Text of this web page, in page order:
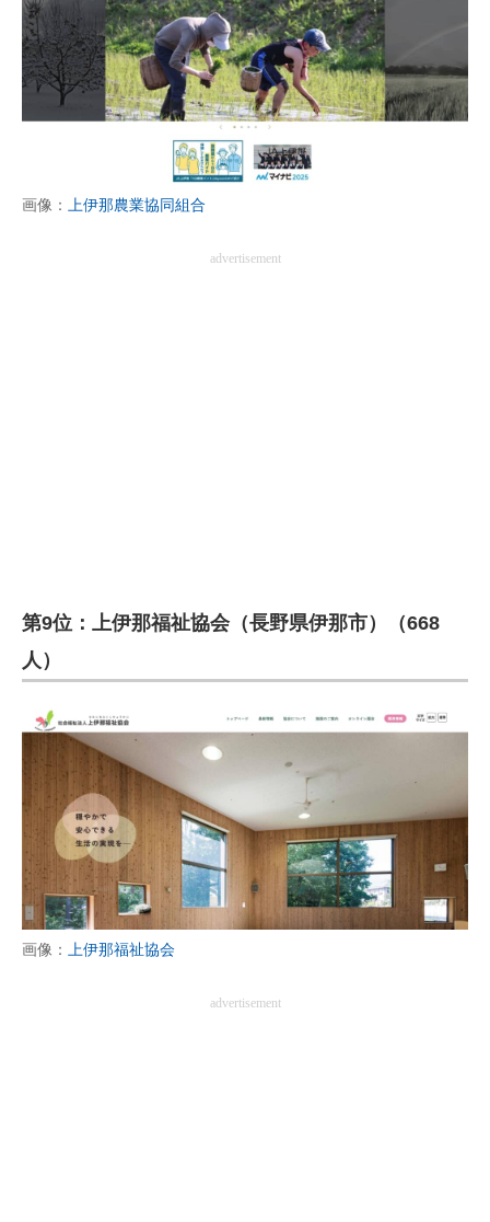
好きが集まる 比べて選べる
ビジネスと働き方のヒント
企業ITのトレンドを詳説
ちょっと気になるネットの話題
画像： 上伊那農業協同組合
advertisement
第9位：上伊那福祉協会（長野県伊那市）（668
人）
画像： 上伊那福祉協会
advertisement